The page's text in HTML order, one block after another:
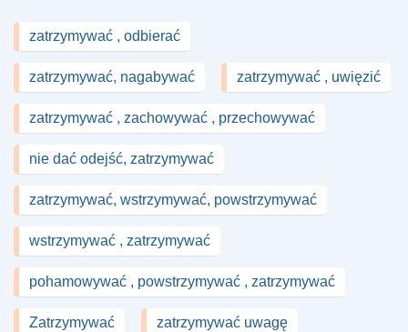
zatrzymywać , odbierać
zatrzymywać, nagabywać zatrzymywać , uwięzić
zatrzymywać , zachowywać , przechowywać
nie dać odejść, zatrzymywać
zatrzymywać, wstrzymywać, powstrzymywać
wstrzymywać , zatrzymywać
pohamowywać , powstrzymywać , zatrzymywać
Zatrzymywać zatrzymywać uwagę